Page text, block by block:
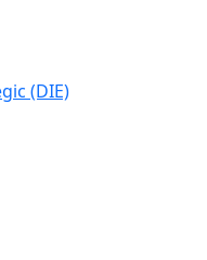
(DIE)